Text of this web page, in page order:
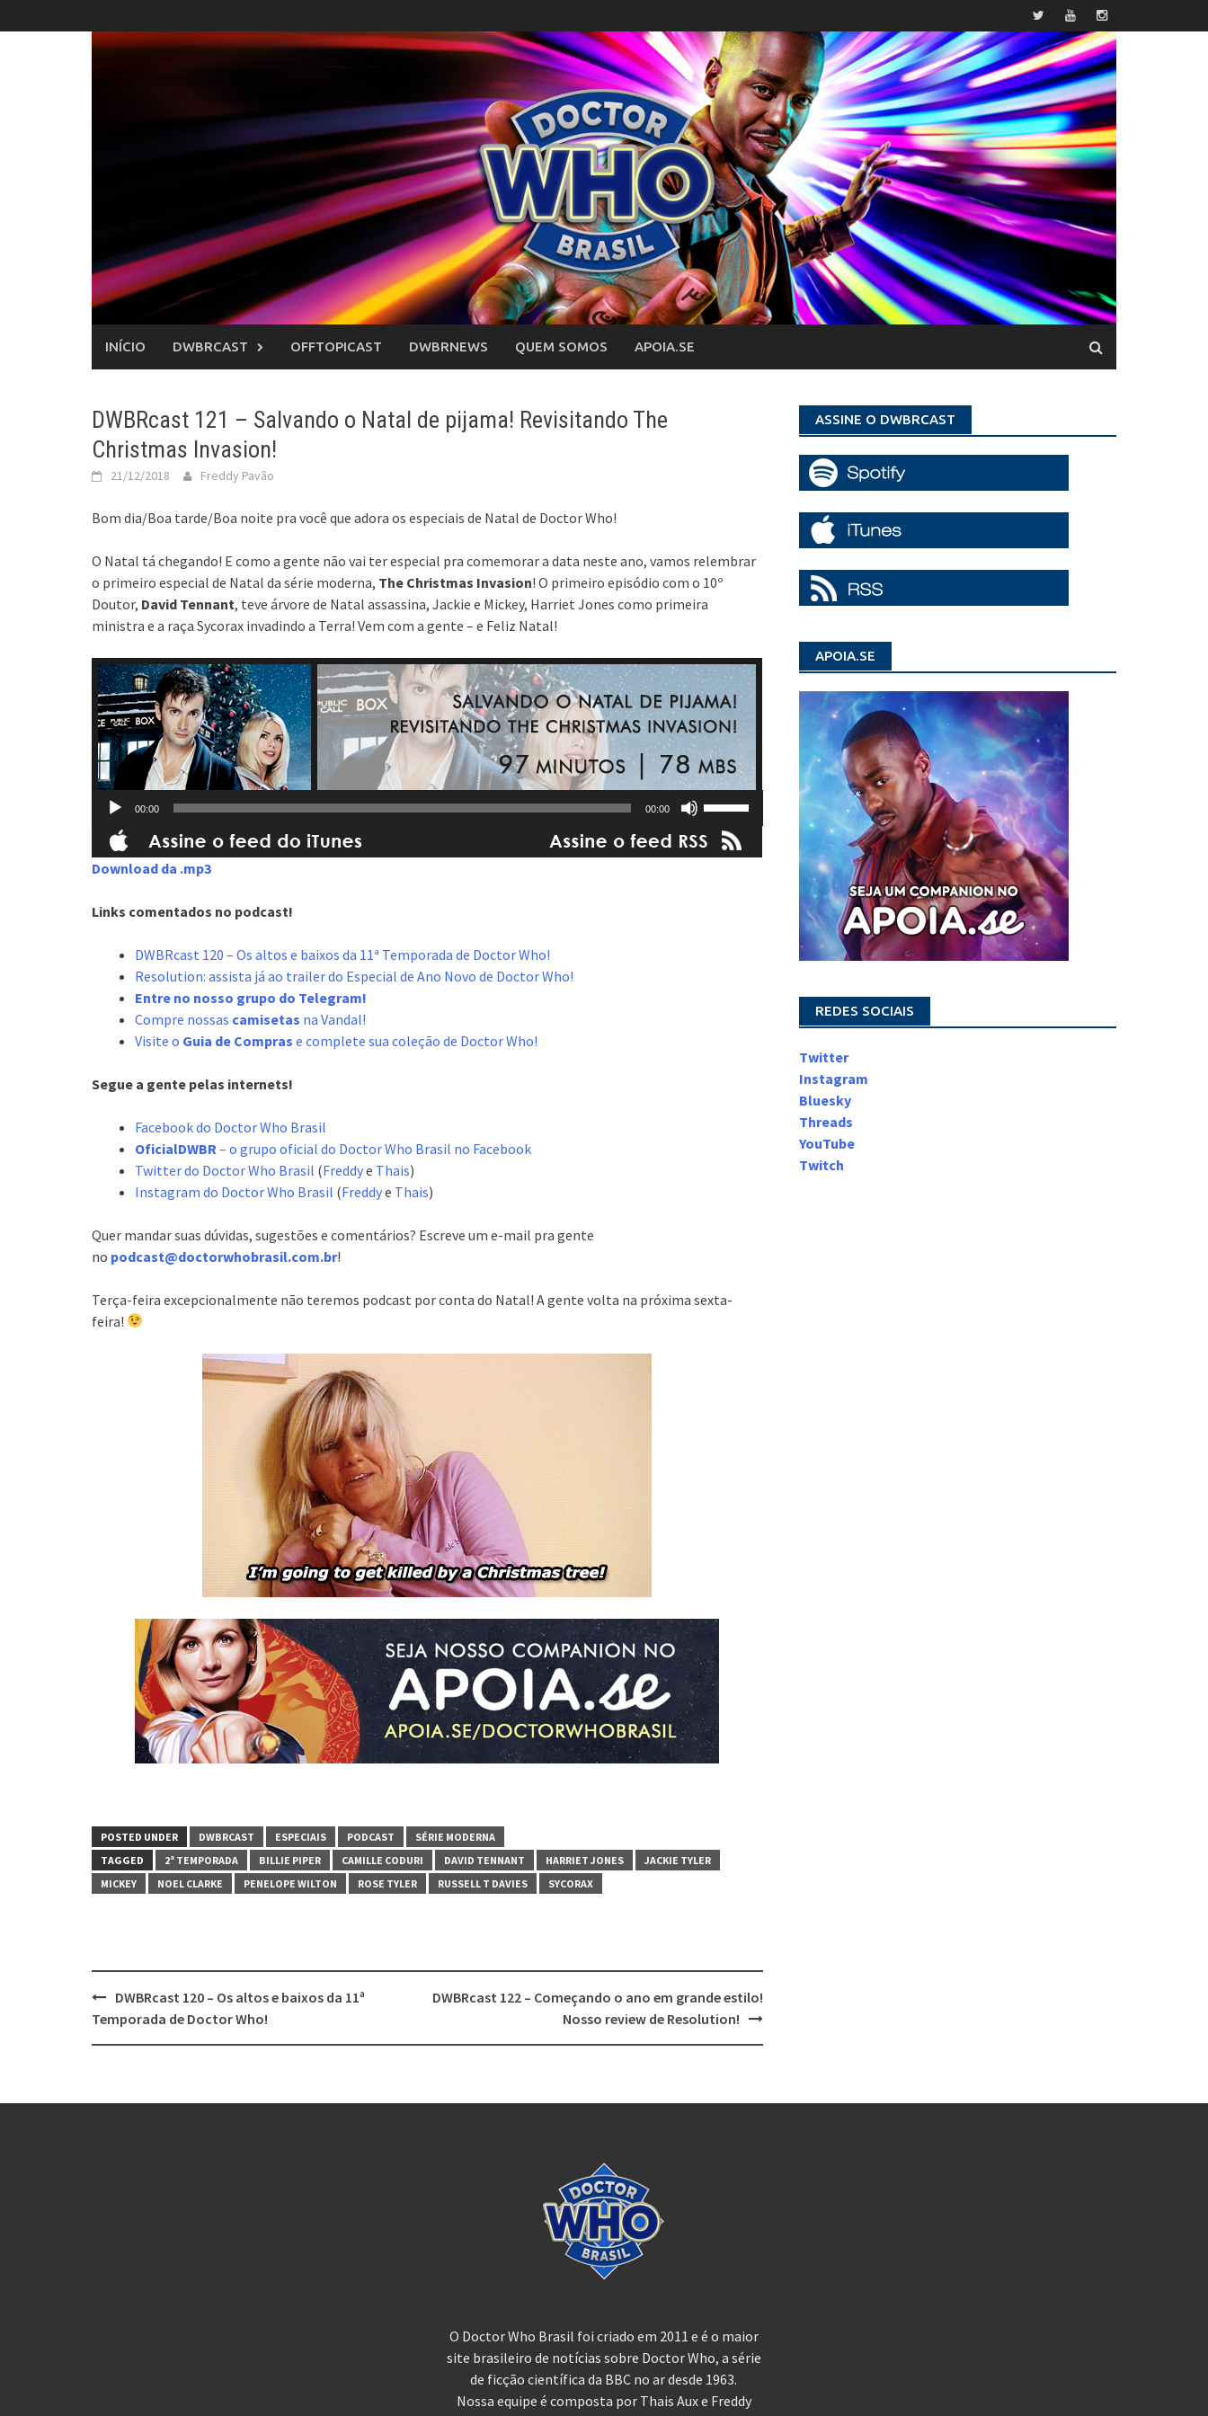
to
INÍCIO DWBRCAST OFFTOPICAST DWBRNEWS QUEM SOMOS APOIA.SE
DWBRcast 121 – Salvando o Natal de pijama! Revisitando The
Christmas Invasion!
21/12/2018 Freddy Pavão
Bom dia/Boa tarde/Boa noite pra você que adora os especiais de Natal de Doctor Who!
O Natal tá chegando! E como a gente não vai ter especial pra comemorar a data neste ano, vamos relembrar
o primeiro especial de Natal da série moderna, The Christmas Invasion! O primeiro episódio com o 10º
Doutor, David Tennant, teve árvore de Natal assassina, Jackie e Mickey, Harriet Jones como primeira
ministra e a raça Sycorax invadindo a Terra! Vem com a gente – e Feliz Natal!
Tocador
áudio
00:00 00:00
setas
Download da .mp3
Links comentados no podcast!
DWBRcast 120 – Os altos e baixos da 11ª Temporada de Doctor Who!
Resolution: assista já ao trailer do Especial de Ano Novo de Doctor Who!
Entre no nosso grupo do Telegram!
Compre nossas camisetas na Vandal!
Visite o Guia de Compras e complete sua coleção de Doctor Who!
Segue a gente pelas internets!
Facebook do Doctor Who Brasil
OficialDWBR – o grupo oficial do Doctor Who Brasil no Facebook
Twitter do Doctor Who Brasil (Freddye Thais)
Instagram do Doctor Who Brasil (Freddye Thais)
Quer mandar suas dúvidas, sugestões e comentários? Escreve um e-mail pra gente
no podcast@doctorwhobrasil.com.br!
Terça-feira excepcionalmente não teremos podcast por conta do Natal! A gente volta na próxima sexta-
feira!
POSTED UNDER DWBRCAST ESPECIAIS PODCAST
SÉRIE MODERNA
TAGGED
2ª TEMPORADA BILLIE PIPER CAMILLE CODURI DAVID TENNANT HARRIET JONES
JACKIE TYLER
MICKEY
NOEL CLARKE PENELOPE WILTON ROSE TYLER RUSSELL T DAVIES SYCORAX
Post
navigation
DWBRcast 120 – Os altos e baixos da 11ª
Temporada de Doctor Who!
DWBRcast 122 – Começando o ano em grande estilo!
Nosso review de Resolution!
ASSINE O DWBRCAST
APOIA.SE
REDES SOCIAIS
Twitter
Instagram
Bluesky
Threads
YouTube
Twitch
O Doctor Who Brasil foi criado em 2011 e é o maior
site brasileiro de notícias sobre Doctor Who, a série
de ficção científica da BBC no ar desde 1963.
Nossa equipe é composta por Thais Aux e Freddy